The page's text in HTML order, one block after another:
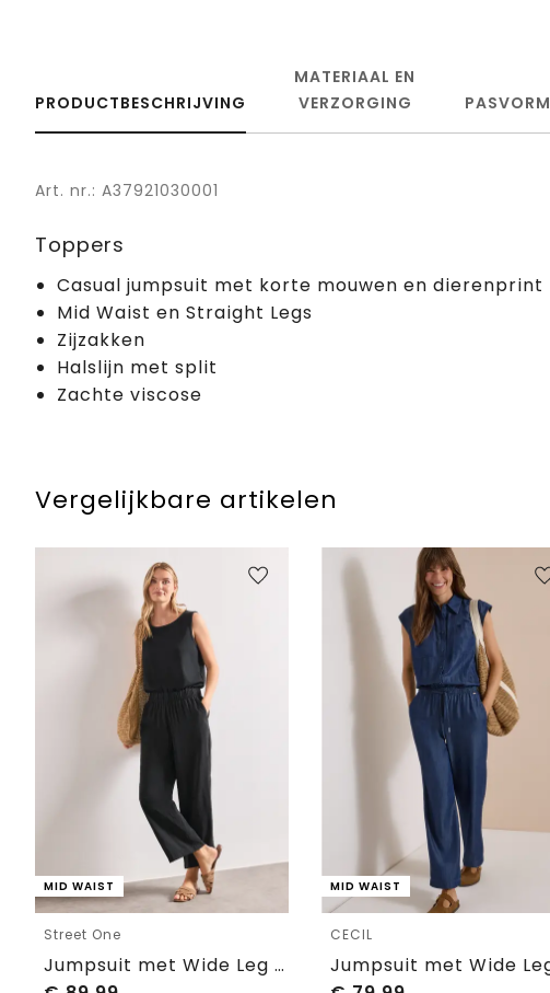
PRODUCTBESCHRIJVING
MATERIAAL EN
VERZORGING
PASVORM
Art. nr.: A37921030001
Toppers
Casual jumpsuit met korte mouwen en dierenprint
Mid Waist en Straight Legs
Zijzakken
Halslijn met split
Zachte viscose
Vergelijkbare artikelen
MID WAIST
Street One
Jumpsuit met Wide Leg pijpen in een mix van texturen
MID WAIST
CECIL